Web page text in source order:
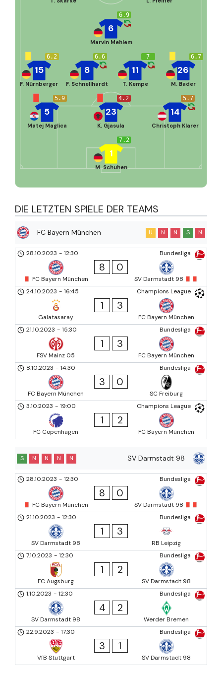
7.2
1
M. Schuhen
5.9
5
Matej Maglica
4.2
23
K. Gjasula
5.7
14
Christoph Klarer
6.2
15
F. Nürnberger
6.6
8
F. Schnellhardt
7
11
T. Kempe
6.7
26
M. Bader
6.9
6
Marvin Mehlem
DIE LETZTEN SPIELE DER TEAMS
FC Bayern München U N N S N
Bundesliga
28.10.2023 - 12:30
FC Bayern München
8 0
SV Darmstadt 98
Champions League
24.10.2023 - 16:45
Galatasaray
1 3
FC Bayern München
Bundesliga
21.10.2023 - 15:30
FSV Mainz 05
1 3
FC Bayern München
Bundesliga
8.10.2023 - 14:30
FC Bayern München
3 0
SC Freiburg
Champions League
3.10.2023 - 19:00
FC Copenhagen
1 2
FC Bayern München
SV Darmstadt 98
S N N N N
Bundesliga
28.10.2023 - 12:30
FC Bayern München
8 0
SV Darmstadt 98
Bundesliga
21.10.2023 - 12:30
SV Darmstadt 98
1 3
RB Leipzig
Bundesliga
7.10.2023 - 12:30
FC Augsburg
1 2
SV Darmstadt 98
Bundesliga
1.10.2023 - 12:30
SV Darmstadt 98
4 2
Werder Bremen
Bundesliga
22.9.2023 - 17:30
VfB Stuttgart
3 1
SV Darmstadt 98